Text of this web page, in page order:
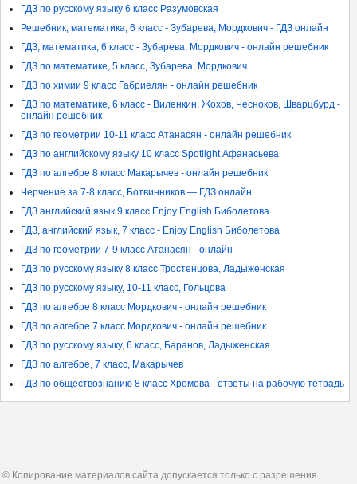
ГДЗ по русскому языку 6 класс Разумовская
Решебник, математика, 6 класс - Зубарева, Мордкович - ГДЗ онлайн
ГДЗ, математика, 6 класс - Зубарева, Мордкович - онлайн решебник
ГДЗ по математике, 5 класс, Зубарева, Мордкович
ГДЗ по химии 9 класс Габриелян - онлайн решебник
ГДЗ по математике, 6 класс - Виленкин, Жохов, Чесноков, Шварцбурд -
онлайн решебник
ГДЗ по геометрии 10-11 класс Атанасян - онлайн решебник
ГДЗ по английскому языку 10 класс Spotlight Афанасьева
ГДЗ по алгебре 8 класс Макарычев - онлайн решебник
Черчение за 7-8 класс, Ботвинников — ГДЗ онлайн
ГДЗ английский язык 9 класс Enjoy English Биболетова
ГДЗ, английский язык, 7 класс - Enjoy English Биболетова
ГДЗ по геометрии 7-9 класс Атанасян - онлайн
ГДЗ по русскому языку 8 класс Тростенцова, Ладыженская
ГДЗ по русскому языку, 10-11 класс, Гольцова
ГДЗ по алгебре 8 класс Мордкович - онлайн решебник
ГДЗ по алгебре 7 класс Мордкович - онлайн решебник
ГДЗ по русскому языку, 6 класс, Баранов, Ладыженская
ГДЗ по алгебре, 7 класс, Макарычев
ГДЗ по обществознанию 8 класс Хромова - ответы на рабочую тетрадь
© Копирование материалов сайта допускается только с разрешения